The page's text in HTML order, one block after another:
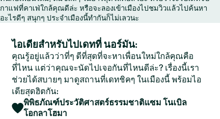
กาแฟที่คาเฟ่ใกล้คุณดีล่ะ หรือจะลองเข้าเมืองไปชมวิวแล้วไปค้นหา
อะไรดีๆ สนุกๆ ประจำเมืองนี้ทำกันก็ไม่เลวนะ
ไอเดียสำหรับไปเดทที่ นอร์มัน:
คุณรู้อยู่แล้วว่าที่ๆ ดีที่สุดที่จะหาเพื่อนใหม่ใกล้คุณคือ
ที่ไหน แต่ว่าคุณจะนัดไปเจอกันที่ไหนดีล่ะ? เรื่องนี้เรา
ช่วยได้สบายๆ มาดูสถานที่เดทชิคๆ ในเมืองนี้ พร้อมไอ
เดียสุดฮิตกัน:
พิพิธภัณฑ์ประวัติศาสตร์ธรรมชาติแซม โนเบิล
โอกลาโฮมา